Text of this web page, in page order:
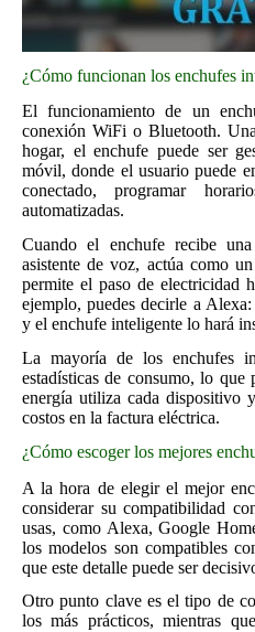
¿Cómo funcionan los enchufes
El funcionamiento de un
conexión WiFi o Bluetooth.
hogar, el enchufe puede ser
móvil, donde el usuario puede
conectado, programar
automatizadas.
Cuando el enchufe recibe
asistente de voz, actúa como
permite el paso de electricidad
ejemplo, puedes decirle a
y el enchufe inteligente lo hará
La mayoría de los enchufes
estadísticas de consumo, lo que
energía utiliza cada dispositivo
costos en la factura eléctrica.
¿Cómo escoger los mejores
A la hora de elegir el mejor
considerar su compatibilidad
usas, como Alexa, Google
los modelos son compatibles
que este detalle puede ser
Otro punto clave es el tipo de
los más prácticos, mientras